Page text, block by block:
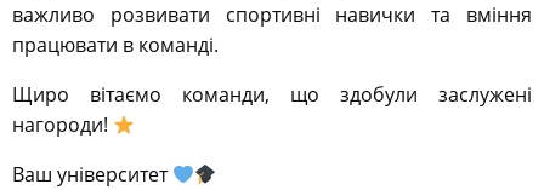
важливо розвивати спортивні навички та вміння
працювати в команді.
Щиро вітаємо команди, що здобули заслужені
нагороди!
Ваш університет